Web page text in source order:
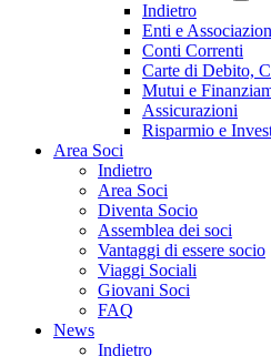
Indietro
Enti e
Conti Correnti
Carte di Debito,
Mutui e
Assicurazioni
Risparmio e
Area Soci
Indietro
Area Soci
Diventa Socio
Assemblea dei soci
Vantaggi di essere socio
Viaggi Sociali
Giovani Soci
FAQ
News
Indietro